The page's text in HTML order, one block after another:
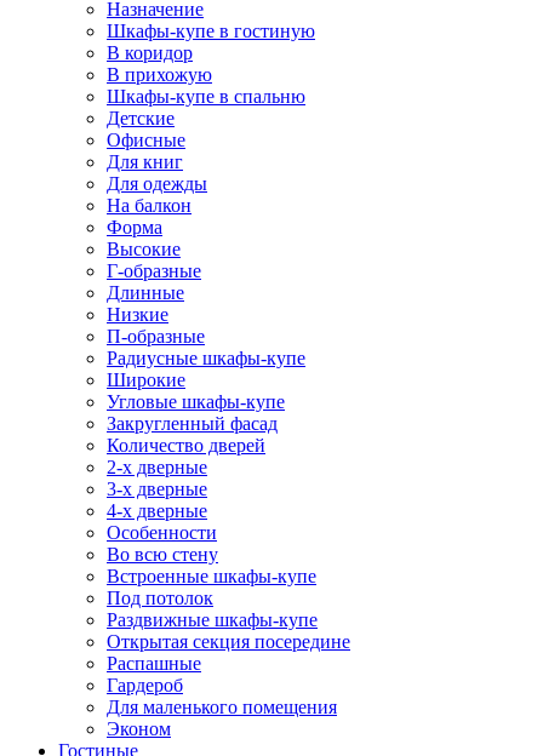
Назначение
Шкафы-купе в гостиную
В коридор
В прихожую
Шкафы-купе в спальню
Детские
Офисные
Для книг
Для одежды
На балкон
Форма
Высокие
Г-образные
Длинные
Низкие
П-образные
Радиусные шкафы-купе
Широкие
Угловые шкафы-купе
Закругленный фасад
Количество дверей
2-х дверные
3-х дверные
4-х дверные
Особенности
Во всю стену
Встроенные шкафы-купе
Под потолок
Раздвижные шкафы-купе
Открытая секция посередине
Распашные
Гардероб
Для маленького помещения
Эконом
Гостиные